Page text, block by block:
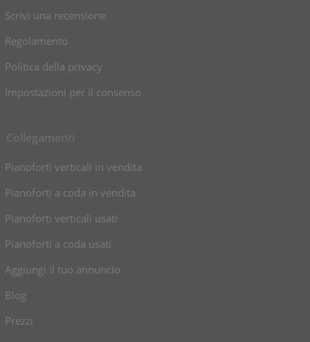
Scrivi una recensione
Regolamento
Politica della privacy
Impostazioni per il consenso
Pianoforti verticali in vendita
Pianoforti a coda in vendita
Pianoforti verticali usati
Pianoforti a coda usati
Aggiungi il tuo annuncio
Blog
Prezzi